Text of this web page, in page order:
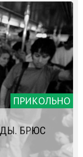
ПРИКОЛЬНО
БРЮС